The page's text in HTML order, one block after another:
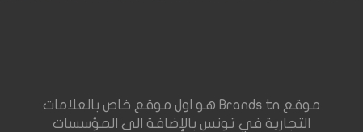
موقع Brands.tn هو اول موقع خاص بالعلامات
التجارية في تونس بالإضافة الى المؤسسات